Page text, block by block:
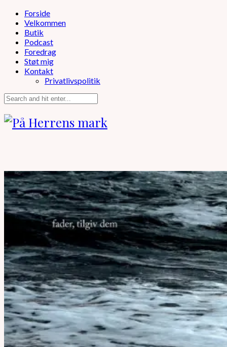
Forside
Velkommen
Butik
Podcast
Foredrag
Støt mig
Kontakt
Privatlivspolitik